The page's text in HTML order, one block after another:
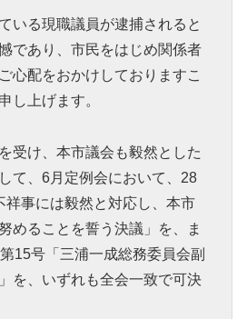
いる現職議員が逮捕されると
であり、市民をはじめ関係者
心配をおかけしておりますこ
し上げます。
受け、本市議会も毅然とした
て、6月定例会において、28
祥事には毅然と対応し、本市
めることを誓う決議」を、ま
15号「三浦一成総務委員会副
を、いずれも全会一致で可決